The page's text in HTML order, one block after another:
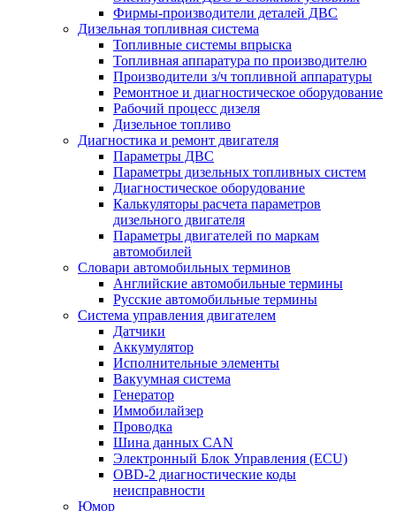
Фирмы-производители деталей ДВС
Дизельная топливная система
Топливные системы впрыска
Топливная аппаратура по производителю
Производители з/ч топливной аппаратуры
Ремонтное и диагностическое оборудование
Рабочий процесс дизеля
Дизельное топливо
Диагностика и ремонт двигателя
Параметры ДВС
Параметры дизельных топливных систем
Диагностическое оборудование
Калькуляторы расчета параметров
дизельного двигателя
Параметры двигателей по маркам
автомобилей
Словари автомобильных терминов
Английские автомобильные термины
Русские автомобильные термины
Система управления двигателем
Датчики
Аккумулятор
Исполнительные элементы
Вакуумная система
Генератор
Иммобилайзер
Проводка
Шина данных CAN
Электронный Блок Управления (ECU)
OBD-2 диагностические коды
неисправности
Юмор